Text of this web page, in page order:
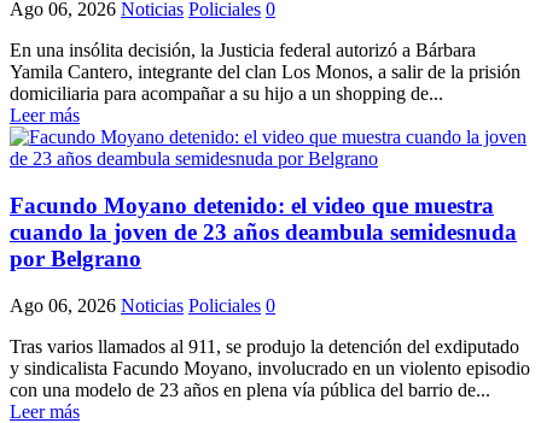
Ago 06, 2026 Noticias Policiales 0
En una insólita decisión, la Justicia federal autorizó a Bárbara
Yamila Cantero, integrante del clan Los Monos, a salir de la prisión
domiciliaria para acompañar a su hijo a un shopping de...
Leer más
Facundo Moyano detenido: el video que muestra
cuando la joven de 23 años deambula semidesnuda
por Belgrano
Ago 06, 2026 Noticias Policiales 0
Tras varios llamados al 911, se produjo la detención del exdiputado
y sindicalista Facundo Moyano, involucrado en un violento episodio
con una modelo de 23 años en plena vía pública del barrio de...
Leer más